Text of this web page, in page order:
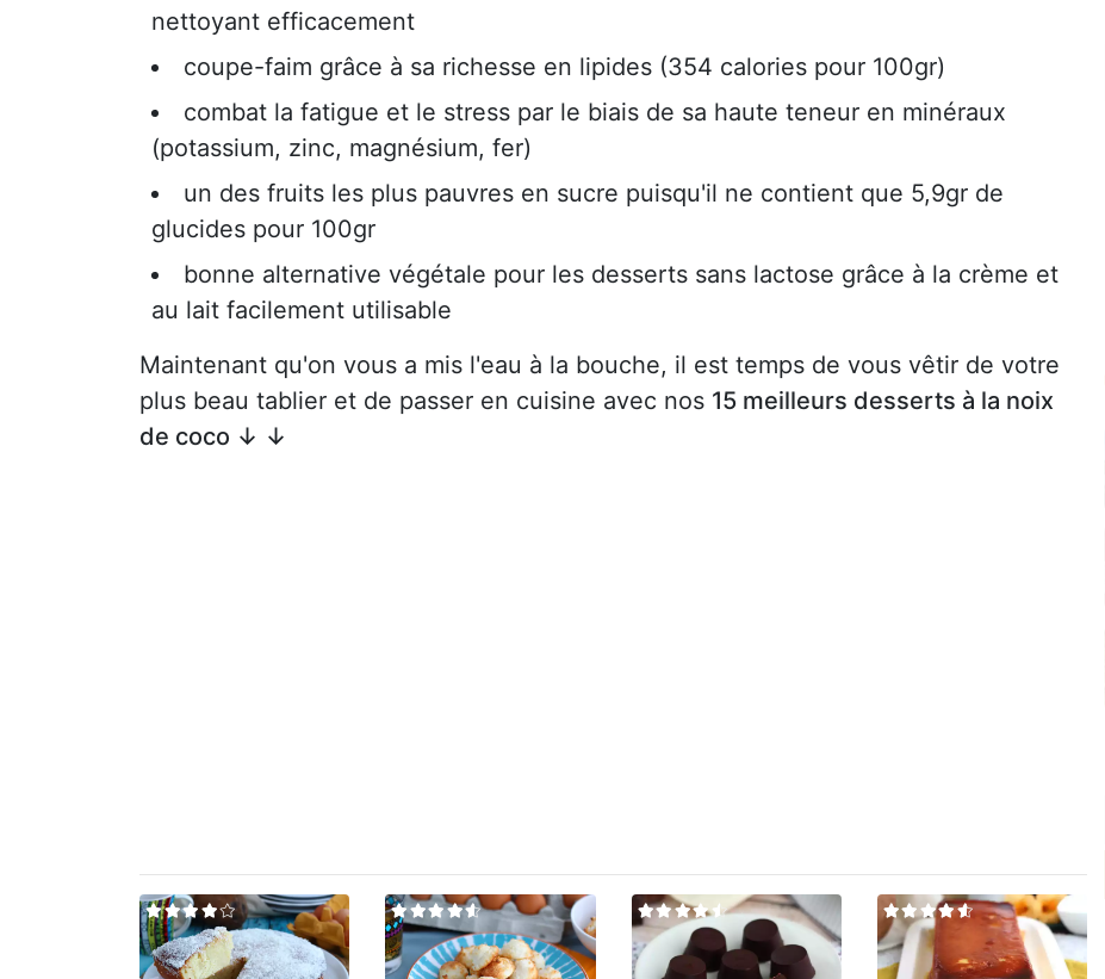
nettoyant efficacement
coupe-faim grâce à sa richesse en lipides (354 calories pour 100gr)
combat la fatigue et le stress par le biais de sa haute teneur en minéraux
(potassium, zinc, magnésium, fer)
un des fruits les plus pauvres en sucre puisqu'il ne contient que 5,9gr de
glucides pour 100gr
bonne alternative végétale pour les desserts sans lactose grâce à la crème et
au lait facilement utilisable
Maintenant qu'on vous a mis l'eau à la bouche, il est temps de vous vêtir de votre
plus beau tablier et de passer en cuisine avec nos 15 meilleurs desserts à la noix
de coco ↓ ↓